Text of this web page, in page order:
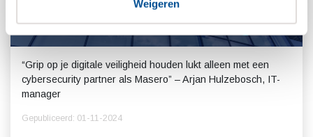
Weigeren
Klantcase: HatchTech
“Grip op je digitale veiligheid houden lukt alleen met een
cybersecurity partner als Masero” – Arjan Hulzebosch, IT-
manager
Gepubliceerd: 01-11-2024